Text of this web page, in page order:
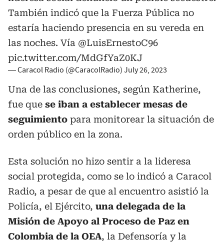
También indicó que la Fuerza Pública no
estaría haciendo presencia en su vereda en
las noches. Vía @LuisErnestoC96
pic.twitter.com/MdGfYaZ0KJ
— Caracol Radio (@CaracolRadio) July 26, 2023
Una de las conclusiones, según Katherine,
fue que se iban a establecer mesas de
seguimiento para monitorear la situación de
orden público en la zona.
Esta solución no hizo sentir a la lideresa
social protegida, como se lo indicó a Caracol
Radio, a pesar de que al encuentro asistió la
Policía, el Ejército, una delegada de la
Misión de Apoyo al Proceso de Paz en
Colombia de la OEA, la Defensoría y la